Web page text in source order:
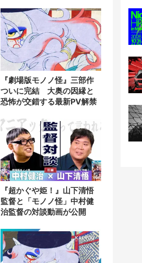
『劇場版モノノ怪』三部作
ついに完結 大奥の因縁と
恐怖が交錯する最新PV解禁
『超かぐや姫！』山下清悟
監督と「モノノ怪」中村健
治監督の対談動画が公開